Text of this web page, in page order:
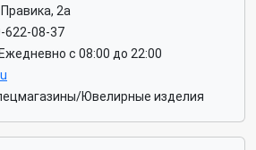
2а
622-08-37
Ежедневно с 08:00 до 22:00
Ювелирные изделия